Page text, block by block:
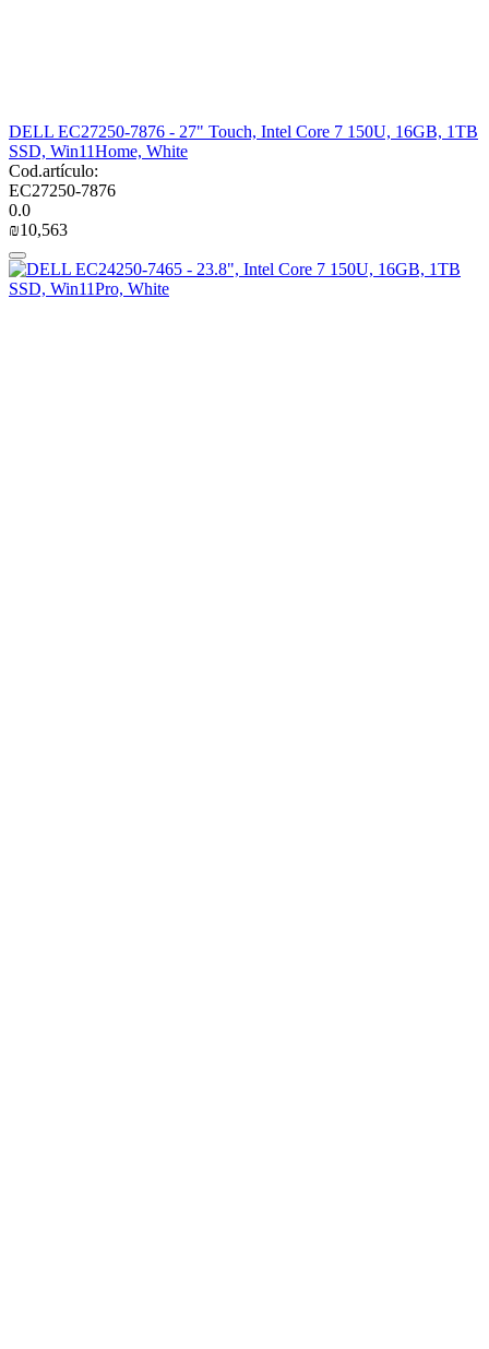
DELL EC27250-7876 - 27" Touch, Intel Core 7 150U, 16GB, 1TB
SSD, Win11Home, White
Cod.artículo:
EC27250-7876
0.0
₪10,563